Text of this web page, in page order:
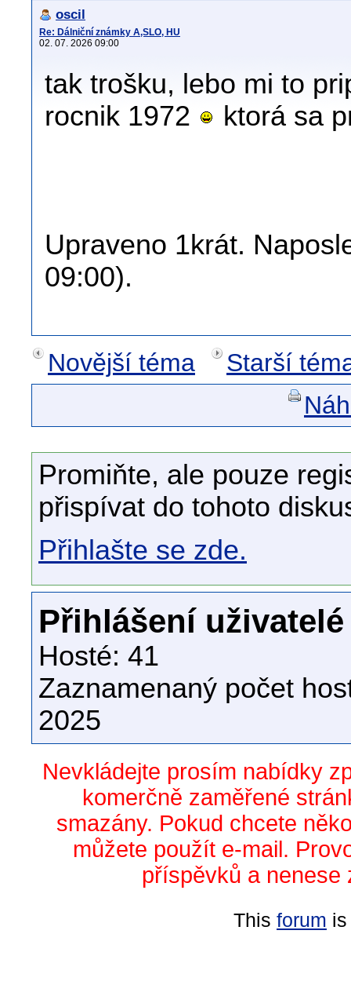
oscil
Re: Dálniční známky A,SLO, HU
02. 07. 2026 09:00
tak trošku, lebo mi to
rocnik 1972
ktorá sa
Upraveno 1krát.
09:00).
Novější téma
Starší
Promiňte, ale pouze
přispívat do tohoto
Přihlašte se zde.
Přihlášení uživatelé
Hosté: 41
Zaznamenaný počet
2025
Nevkládejte prosím nabídky
komerčně zaměřené
smazány. Pokud chcete
můžete použít e-mail.
příspěvků a nenese
This forum